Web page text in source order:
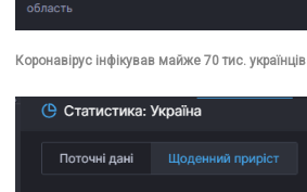
Коронавірус інфікував майже 70 тис. українців